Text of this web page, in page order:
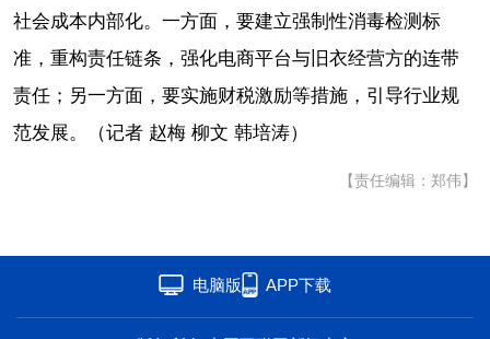
社会成本内部化。一方面，要建立强制性消毒检测标
准，重构责任链条，强化电商平台与旧衣经营方的连带
责任；另一方面，要实施财税激励等措施，引导行业规
范发展。（记者 赵梅 柳文 韩培涛）
【责任编辑：郑伟】
电脑版 APP下载